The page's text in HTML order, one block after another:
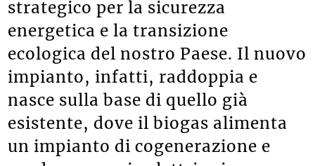
strategico per la sicurezza
energetica e la transizione
ecologica del nostro Paese. Il nuovo
impianto, infatti, raddoppia e
nasce sulla base di quello già
esistente, dove il biogas alimenta
un impianto di cogenerazione e